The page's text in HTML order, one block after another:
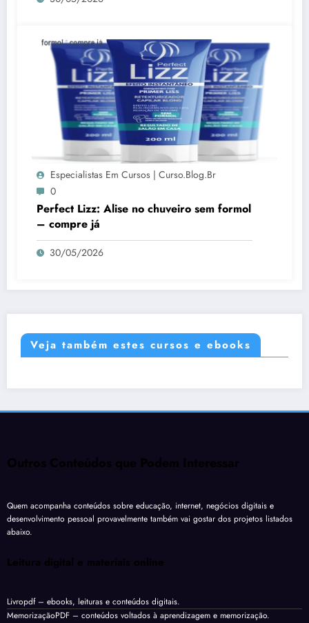
Especialistas Em Cursos | Curso.blog.br
0
Perfect Lizz: Alise no chuveiro sem formol
– compre já
30/05/2026
Veja também estes cursos e ebooks
Outros Conteúdos que Podem Interessar
Quem acompanha conteúdos sobre educação, internet, negócios digitais e
desenvolvimento pessoal provavelmente também vai gostar dos projetos listados
abaixo.
Leitura digital e materiais online
Livropdf– ebooks, leituras e conteúdos digitais.
MemorizaçãoPDF – conteúdos voltados à aprendizagem e memorização.